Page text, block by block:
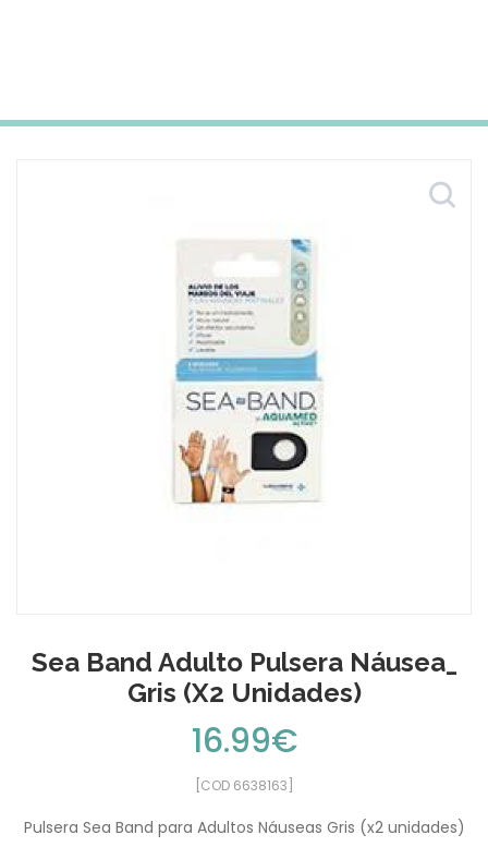
Sea Band Adulto Pulsera Náusea_
Gris (x2 Unidades)
16.99€
[COD 6638163]
Pulsera Sea Band para Adultos Náuseas Gris (x2 unidades)